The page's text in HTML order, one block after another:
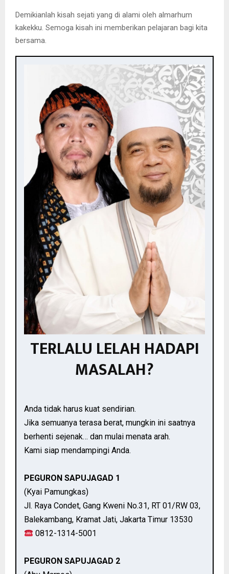
Demikianlah kisah sejati yang di alami oleh almarhum
kakekku. Semoga kisah ini memberikan pelajaran bagi kita
bersama.
TERLALU LELAH HADAPI
MASALAH?
Anda tidak harus kuat sendirian.
Jika semuanya terasa berat, mungkin ini saatnya
berhenti sejenak… dan mulai menata arah.
Kami siap mendampingi Anda.
PEGURON SAPUJAGAD 1
(Kyai Pamungkas)
Jl. Raya Condet, Gang Kweni No.31, RT 01/RW 03,
Balekambang, Kramat Jati, Jakarta Timur 13530
0812-1314-5001
PEGURON SAPUJAGAD 2